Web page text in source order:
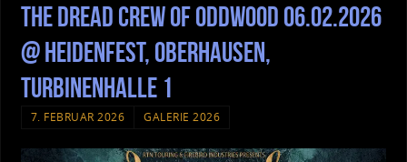
The Dread Crew of Oddwood 06.02.2026
@ Heidenfest, Oberhausen,
Turbinenhalle 1
7. FEBRUAR 2026 GALERIE 2026